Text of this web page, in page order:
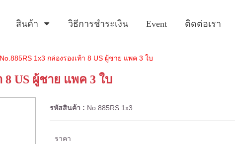
สินค้า วิธีการชำระเงิน Event ติดต่อเรา
1x3 กล่องรองเท้า 8 US ผู้ชาย แพค 3 ใบ
8 US ผู้ชาย แพค 3 ใบ
รหัสสินค้า : No.885RS 1x3
ราคา